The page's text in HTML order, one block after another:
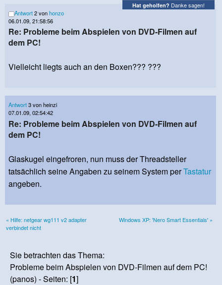
Hat geholfen? Danke sagen!
Antwort2 vonhonzo
06.01.09, 21:58:56
Re: Probleme beim Abspielen von DVD-Filmen auf
dem PC!
Vielleicht liegts auch an den Boxen??? ???
Antwort3 von heinzi
07.01.09, 02:54:42
Re: Probleme beim Abspielen von DVD-Filmen auf
dem PC!
Glaskugel eingefroren, nun muss der Threadsteller
tatsächlich seine Angaben zu seinem System perTastatur
angeben.
« Hilfe: netgear wg111 v2 adapter
verbindet nicht
Windows XP: 'Nero Smart Essentials' »
Sie betrachten das Thema:
Probleme beim Abspielen von DVD-Filmen auf dem PC!
(panos) - Seiten: [1]